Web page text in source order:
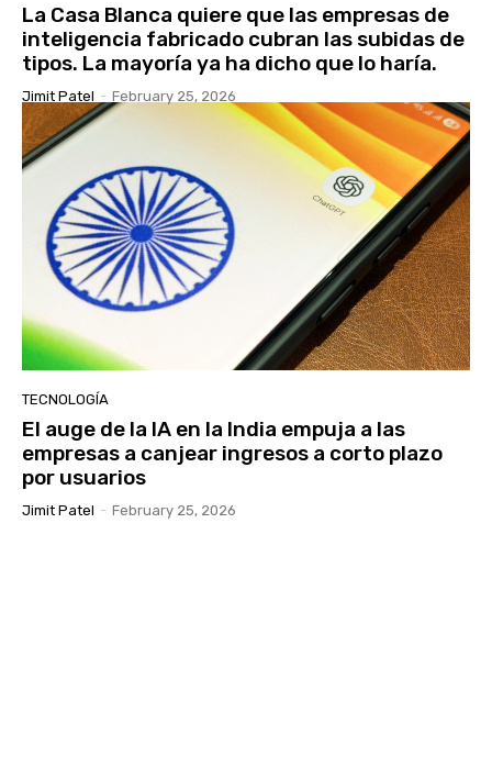
La Casa Blanca quiere que las empresas de
inteligencia fabricado cubran las subidas de
tipos. La mayoría ya ha dicho que lo haría.
Jimit Patel - February 25, 2026
TECNOLOGÍA
El auge de la IA en la India empuja a las
empresas a canjear ingresos a corto plazo
por usuarios
Jimit Patel - February 25, 2026